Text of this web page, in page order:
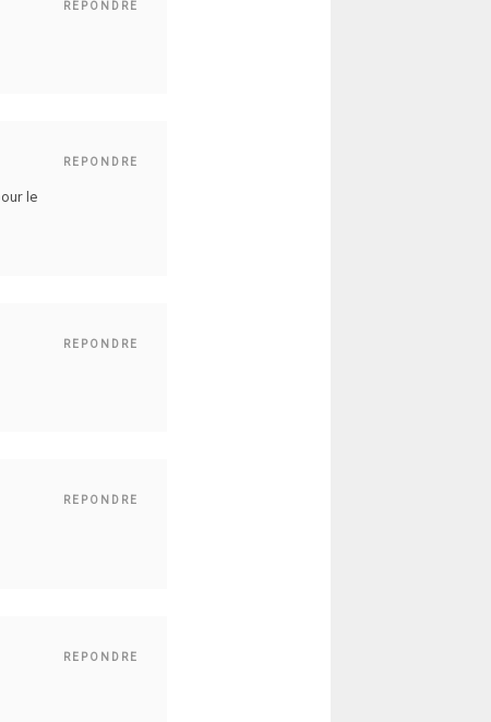
REPONDRE
REPONDRE
le
REPONDRE
REPONDRE
REPONDRE